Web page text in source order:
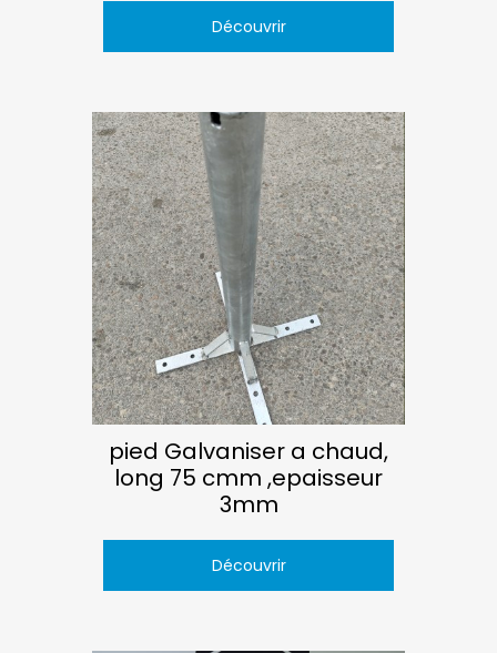
Découvrir
pied Galvaniser a chaud,
long 75 cmm ,epaisseur
3mm
Découvrir